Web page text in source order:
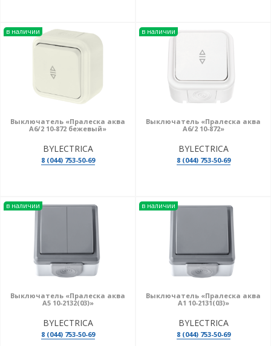
в наличии
Выключатель «Пралеска аква
А6/2 10-872 бежевый»
BYLECTRICA
8 (044) 753-50-69
в наличии
Выключатель «Пралеска аква
А6/2 10-872»
BYLECTRICA
8 (044) 753-50-69
в наличии
Выключатель «Пралеска аква
А5 10-2132(03)»
BYLECTRICA
8 (044) 753-50-69
в наличии
Выключатель «Пралеска аква
А1 10-2131(03)»
BYLECTRICA
8 (044) 753-50-69